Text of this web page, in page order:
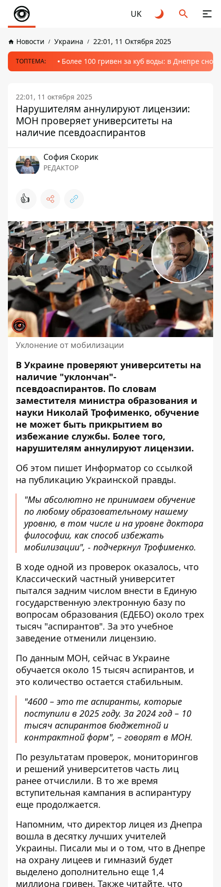
UK
Новости Украина 22:01, 11 Октября 2025
ТОПТЕМА: Более 100 гривен за куб воды: в Днепре
22:01, 11 октября 2025
Нарушителям аннулируют лицензии:
МОН проверяет университеты на
наличие псевдоаспирантов
София Скорик
РЕДАКТОР
👍
Уклонение от мобилизации
В Украине проверяют университеты на
наличие "уклончан"-
псевдоаспирантов. По словам
заместителя министра образования и
науки Николай Трофименко, обучение
не может быть прикрытием во
избежание службы. Более того,
нарушителям аннулируют лицензии.
Об этом пишет Информатор со ссылкой
на публикацию Украинской правды.
"Мы абсолютно не принимаем обучение
по любому образовательному нашему
уровню, в том числе и на уровне доктора
философии, как способ избежать
мобилизации", - подчеркнул Трофименко.
В ходе одной из проверок оказалось, что
Классический частный университет
пытался задним числом внести в Единую
государственную электронную базу по
вопросам образования (ЕДЕБО) около трех
тысяч "аспирантов". За это учебное
заведение отменили лицензию.
По данным МОН, сейчас в Украине
обучается около 15 тысяч аспирантов, и
это количество остается стабильным.
"4600 – это те аспиранты, которые
поступили в 2025 году. За 2024 год – 10
тысяч аспирантов бюджетной и
контрактной форм", – говорят в МОН.
По результатам проверок, мониторингов
и решений университетов часть лиц
ранее отчислили. В то же время
вступительная кампания в аспирантуру
еще продолжается.
Напомним, что директор лицея из Днепра
вошла в десятку лучших учителей
Украины. Писали мы и о том, что в Днепре
на охрану лицеев и гимназий будет
выделено дополнительно еще 1,4
миллиона гривен. Также читайте, что